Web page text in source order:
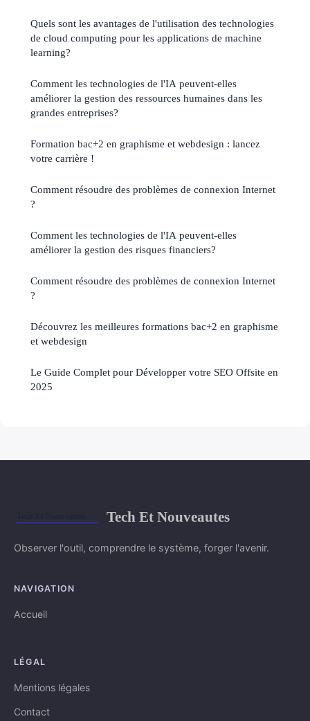
Quels sont les avantages de l'utilisation des technologies
de cloud computing pour les applications de machine
learning?
Comment les technologies de l'IA peuvent-elles
améliorer la gestion des ressources humaines dans les
grandes entreprises?
Formation bac+2 en graphisme et webdesign : lancez
votre carrière !
Comment résoudre des problèmes de connexion Internet
?
Comment les technologies de l'IA peuvent-elles
améliorer la gestion des risques financiers?
Comment résoudre des problèmes de connexion Internet
?
Découvrez les meilleures formations bac+2 en graphisme
et webdesign
Le Guide Complet pour Développer votre SEO Offsite en
2025
Tech Et Nouveautes
Observer l'outil, comprendre le système, forger l'avenir.
NAVIGATION
Accueil
LÉGAL
Mentions légales
Contact